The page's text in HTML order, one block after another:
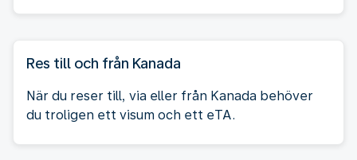
Res till och från Kanada
När du reser till, via eller från Kanada behöver
du troligen ett visum och ett eTA.